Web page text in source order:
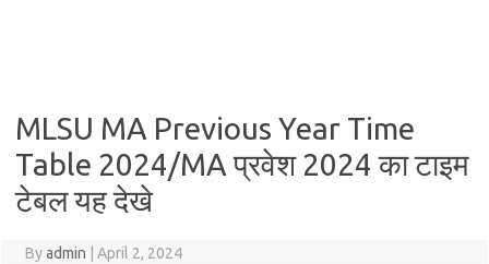
MLSU MA Previous Year Time
Table 2024/MA प्रवेश 2024 का टाइम
टेबल यह देखे
Byadmin April 2, 2024